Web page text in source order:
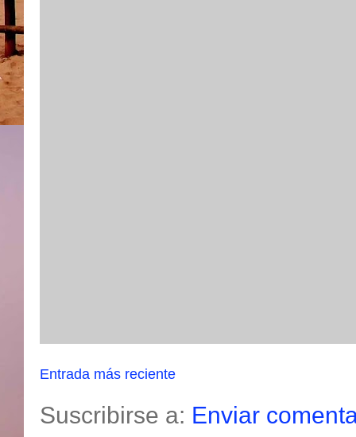
Entrada más reciente
Suscribirse a: Enviar